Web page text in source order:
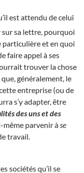
est attendu de celui
sur sa lettre, pourquoi
et en quoi
faire appel à ses
trouver la chose
généralement, le
entreprise (ou de
s’y adapter, être
des uns et des
même parvenir à se
travail.
sociétés qu’il se